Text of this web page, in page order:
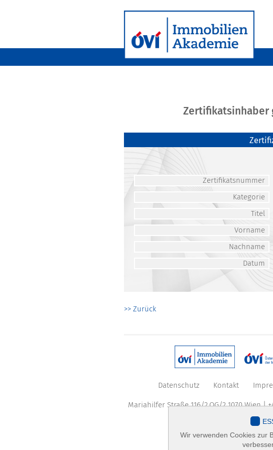
Zertifikatsinhaber
Zertifikatsnummer
Kategorie
Titel
Vorname
Nachname
Datum
>> Zurück
Datenschutz Kontakt
Mariahilfer Straße 116/2.OG/2 1070 Wien |
Wir verwenden Cookies zur